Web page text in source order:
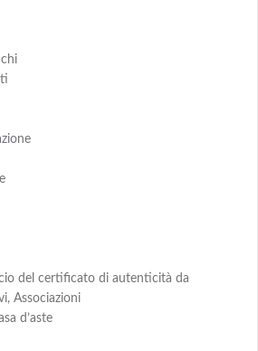
del certificato di autenticità da
Associazioni
d’aste